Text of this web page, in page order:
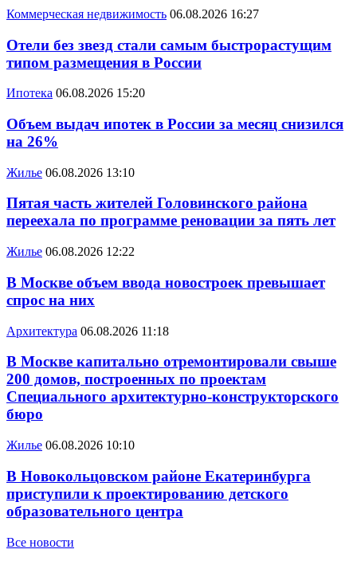
Коммерческая недвижимость 06.08.2026 16:27
Отели без звезд стали самым быстрорастущим
типом размещения в России
Ипотека 06.08.2026 15:20
Объем выдач ипотек в России за месяц снизился
на 26%
Жилье 06.08.2026 13:10
Пятая часть жителей Головинского района
переехала по программе реновации за пять лет
Жилье 06.08.2026 12:22
В Москве объем ввода новостроек превышает
спрос на них
Архитектура 06.08.2026 11:18
В Москве капитально отремонтировали свыше
200 домов, построенных по проектам
Специального архитектурно-конструкторского
бюро
Жилье 06.08.2026 10:10
В Новокольцовском районе Екатеринбурга
приступили к проектированию детского
образовательного центра
Все новости